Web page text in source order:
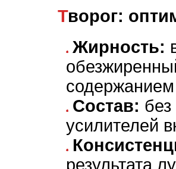
Творог:
Жирность:
Состав:
усилителей
результата